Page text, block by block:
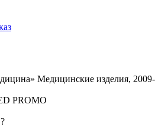
Медицинские изделия, 2009-
PROMO